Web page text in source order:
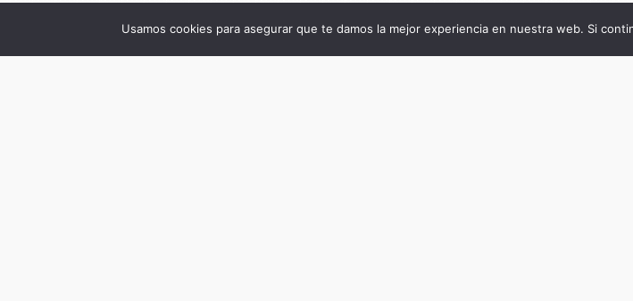
Usamos cookies para asegurar que te damos la mejor experiencia en nuestra web. Si